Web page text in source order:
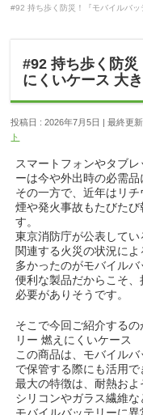
#92 持ち歩く防災！『モバイルバッ
#92 持ち歩く防災
にくいケース 大き
投稿日 : 2026年7月5日 最終更
ト
スマートフォンやタブ
ーは今や外出時の必需品
その一方で、近年はリ
煙や発火事故もたびた
す。
東京消防庁が公表して
関連する火災の状況に
多かったのがモバイルバ
便利な製品だからこそ
必要がありそうです。
そこで今回ご紹介する
リー 燃えにくいケース
この商品は、モバイル
で保管する際にも活用で
最大の特徴は、耐熱お
シリコンやガラス繊維